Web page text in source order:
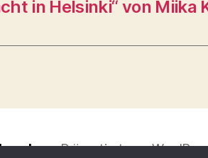
in Helsinki“ von Miika
Präsentiert von